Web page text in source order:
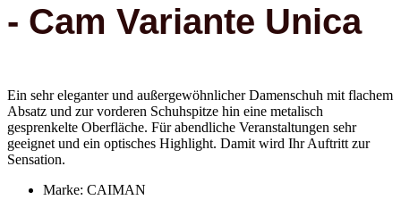
- Cam Variante Unica
Ein sehr eleganter und außergewöhnlicher Damenschuh mit flachem
Absatz und zur vorderen Schuhspitze hin eine metalisch
gesprenkelte Oberfläche. Für abendliche Veranstaltungen sehr
geeignet und ein optisches Highlight. Damit wird Ihr Auftritt zur
Sensation.
Marke: CAIMAN